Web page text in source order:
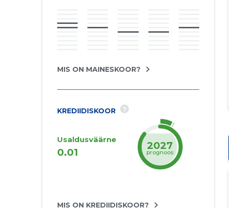
MIS ON MAINESKOOR?
KREDIIDISKOOR ?
Usaldusväärne
0.01
2027
prognoos
MIS ON KREDIIDISKOOR?